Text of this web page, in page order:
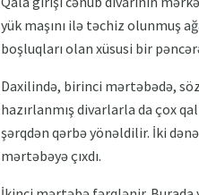
yük maşını ilə təchiz olunmuş
boşluqları olan xüsusi bir
Daxilində, birinci mərtəbədə,
hazırlanmış divarlarla da çox
şərqdən qərbə yönəldilir. İki
mərtəbəyə çıxdı.